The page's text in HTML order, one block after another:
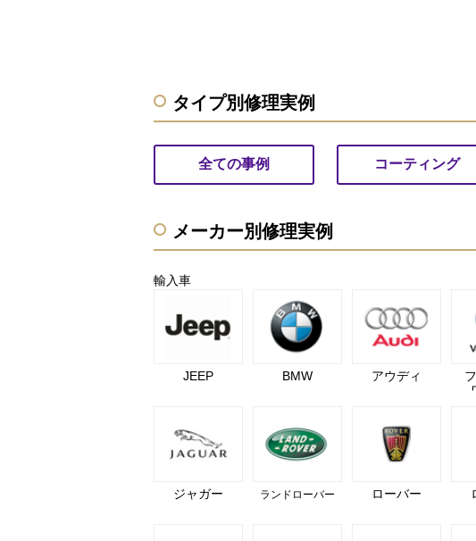
タイプ別修理実例
全ての事例 コーティング
メーカー別修理実例
輸入車
JEEP BMW アウディ
ジャガー ランドローバー ローバー